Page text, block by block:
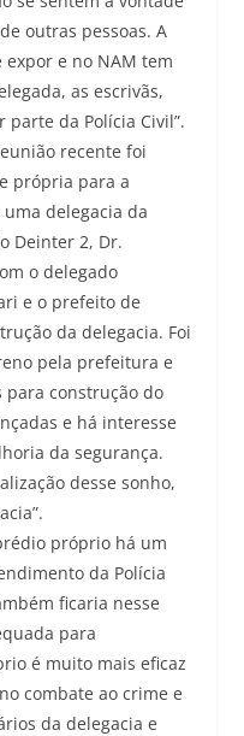
outras pessoas. A
e no NAM tem
as escrivãs,
da Polícia Civil”.
recente foi
própria para a
delegacia da
Deinter 2, Dr.
o delegado
e o prefeito de
da delegacia. Foi
pela prefeitura e
para construção do
e há interesse
da segurança.
desse sonho,
próprio há um
da Polícia
ficaria nesse
para
é muito mais eficaz
combate ao crime e
da delegacia e